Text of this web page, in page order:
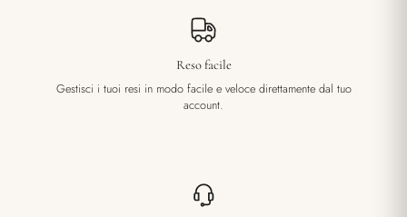
Reso facile
Gestisci i tuoi resi in modo facile e veloce direttamente dal tuo
account.